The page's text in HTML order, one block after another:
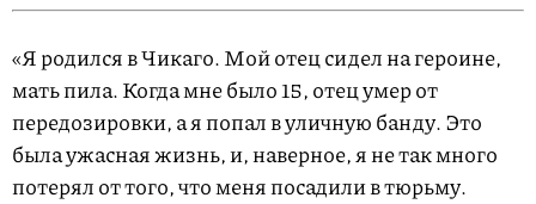
«Я родился в Чикаго. Мой отец сидел на героине,
мать пила. Когда мне было 15, отец умер от
передозировки, а я попал в уличную банду. Это
была ужасная жизнь, и, наверное, я не так много
потерял от того, что меня посадили в тюрьму.